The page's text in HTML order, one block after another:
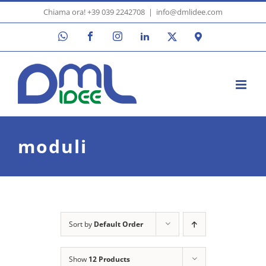
to
Chiama ora! +39 039 2242708 | info@dmlidee.com
WhatsAppFacebookInstagramLinkedIn
Google
moduli
Sort by Default Order
Show 12 Products